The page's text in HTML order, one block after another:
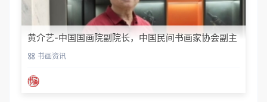
黄介艺-中国国画院副院长，中国民间书画家协会副主
席 书画资讯